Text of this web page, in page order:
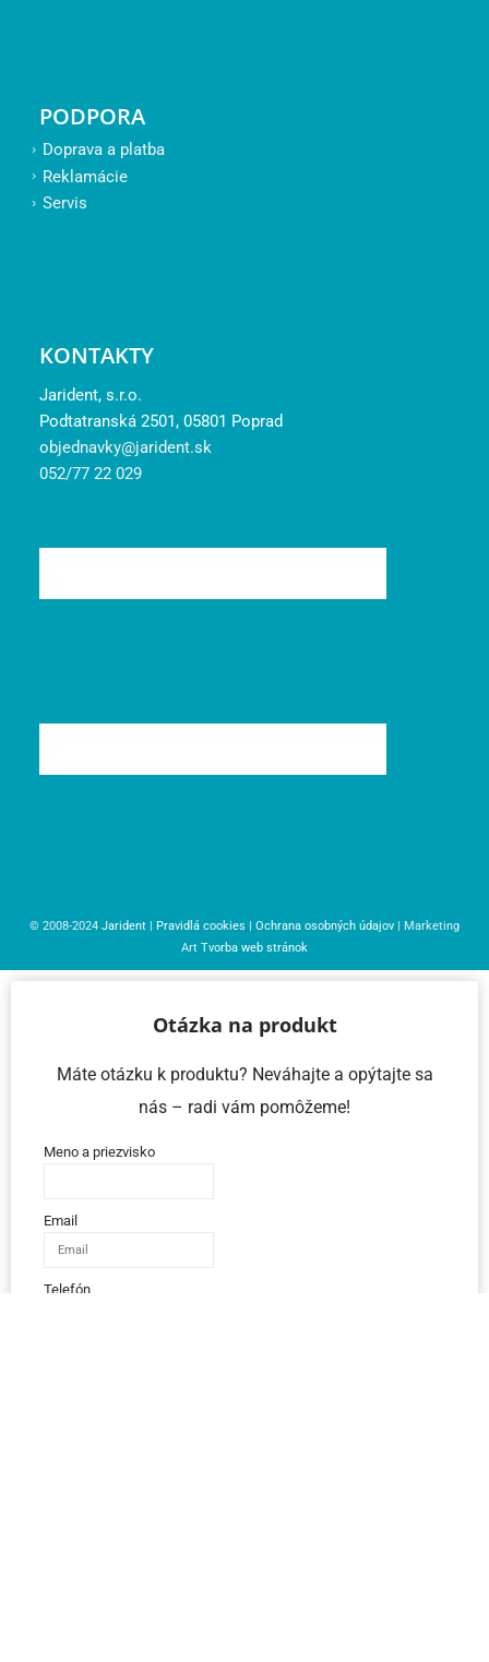
PODPORA
Doprava a platba
Reklamácie
Servis
KONTAKTY
Jarident, s.r.o.
Podtatranská 2501, 05801 Poprad
objednavky@jarident.sk
052/77 22 029
© 2008-2024 Jarident | Pravidlá cookies | Ochrana osobných údajov | Marketing
Art Tvorba web stránok
Otázka na produkt
Máte otázku k produktu? Neváhajte a opýtajte sa
nás – radi vám pomôžeme!
Meno a priezvisko
Email
Telefón